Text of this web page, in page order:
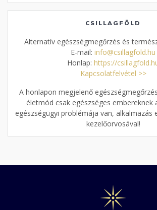
CSILLAGFÖLD
Alternatív egészségmegőrzés és
E-mail: info@csillagfold.hu
Honlap: https://
Kapcsolatfelvétel >>
A honlapon megjelenő
életmód csak egészséges embereknek
egészségügyi problémája van, alkalmazás
kezelőorvosával!